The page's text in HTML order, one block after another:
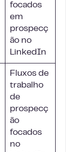
focados
em
prospecç
ão no
LinkedIn
Fluxos de
trabalho
de
prospecç
ão
focados
no